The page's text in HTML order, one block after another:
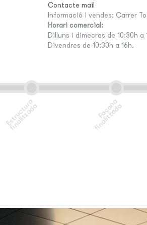
Contacte mail
Informació i vendes: Carrer
Horari comercial:
Dilluns i dimecres de 10:30h a
Divendres de 10:30h a 16h.
E
s
t
r
u
c
t
u
r
a
f
i
n
a
l
i
t
z
a
d
a F
a
ç
a
n
a
f
i
n
a
l
i
t
z
a
d
a